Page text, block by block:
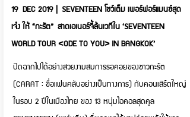
19 DEC 2019 | SEVENTEEN โชว์เต็ม เพอร์ฟอร์แมนซ์สุด
เจ๋ง ให้ “กะรัต” สาดเอเนอร์จี้ล้นเวทีใน ‘SEVENTEEN
WORLD TOUR <ODE TO YOU> IN BANGKOK’
ปิดฉากไปได้อย่างสวยงามสมการรอคอยของชาวกะรัต
(CARAT : ชื่อแฟนคลับอย่างเป็นทางการ) กับคอนเสิร์ตใหญ่
ในรอบ 2 ปีในเมืองไทย ของ 13 หนุ่มไอคอลสุดคูล